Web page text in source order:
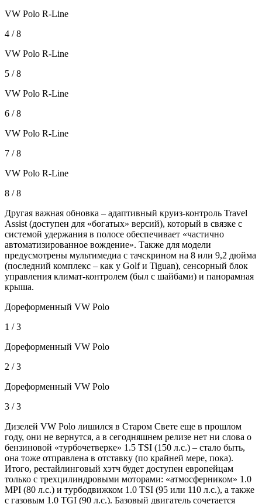
VW Polo R-Line
4 / 8
VW Polo R-Line
5 / 8
VW Polo R-Line
6 / 8
VW Polo R-Line
7 / 8
VW Polo R-Line
8 / 8
Другая важная обновка – адаптивный круиз-контроль Travel
Assist (доступен для «богатых» версий), который в связке с
системой удержания в полосе обеспечивает «частично
автоматизированное вождение». Также для модели
предусмотрены мультимедиа с тачскрином на 8 или 9,2 дюйма
(последний комплекс – как у Golf и Tiguan), сенсорный блок
управления климат-контролем (был с шайбами) и панорамная
крыша.
Дореформенный VW Polo
1 / 3
Дореформенный VW Polo
2 / 3
Дореформенный VW Polo
3 / 3
Дизелей VW Polo лишился в Старом Свете еще в прошлом
году, они не вернутся, а в сегодняшнем релизе нет ни слова о
бензиновой «турбочетверке» 1.5 TSI (150 л.с.) – стало быть,
она тоже отправлена в отставку (по крайней мере, пока).
Итого, рестайлинговый хэтч будет доступен европейцам
только с трехцилиндровыми моторами: «атмосферником» 1.0
MPI (80 л.с.) и турбодвижком 1.0 TSI (95 или 110 л.с.), а также
с газовым 1.0 TGI (90 л.с.). Базовый двигатель сочетается